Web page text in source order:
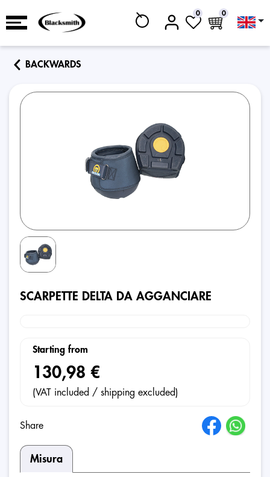
0 0
BACKWARDS
SCARPETTE DELTA DA AGGANCIARE
Starting from
130,98 €
(VAT included / shipping excluded)
Share
Misura